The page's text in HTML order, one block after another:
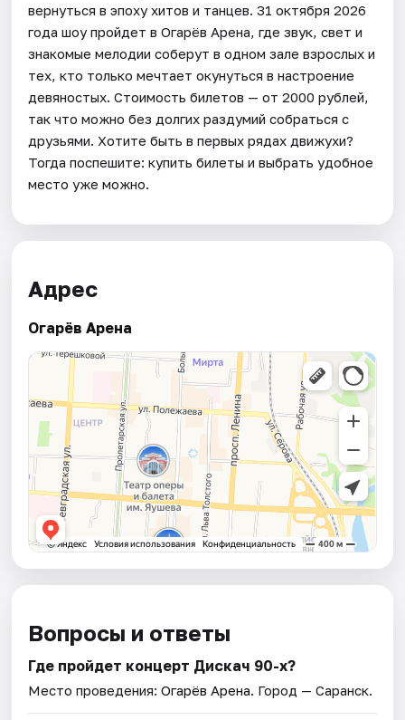
вернуться в эпоху хитов и танцев. 31 октября 2026
года шоу пройдет в Огарёв Арена, где звук, свет и
знакомые мелодии соберут в одном зале взрослых и
тех, кто только мечтает окунуться в настроение
девяностых. Стоимость билетов — от 2000 рублей,
так что можно без долгих раздумий собраться с
друзьями. Хотите быть в первых рядах движухи?
Тогда поспешите: купить билеты и выбрать удобное
место уже можно.
Адрес
Огарёв Арена
Вопросы и ответы
Где пройдет концерт Дискач 90-х?
Место проведения:Огарёв Арена. Город — Саранск.